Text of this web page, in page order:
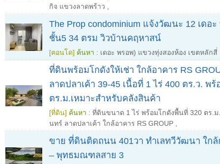
กิจ แขวงลาดพร้าว
The Prop condominium แจ้งวัฒนะ 12 เดอ
ชั้น5 34 ตรม วิวบ้านคฤหาสน์
[คอนโด] ค้นหา : เดอะ พรอพ) แขวงทุ่งสองห้อง เขตหลักสี่
ที่ดินพร้อมโกดังให้เช่า ใกล้อาคาร RS
ลาดปลาเค้า 39-45 เนื้อที่ 1 ไร่ 400 ตร.ว. พร้
ตร.ม.เหมาะสำหรับคลังสินค้า
[ที่ดิน] ค้นหา : ที่ดินขนาด 1 ไร่ พร้อมโกดังพื้นที่ 320 ตร.ม
นทร์ ลาดปลาเค้า ใกล้อาคาร RS GROUP
ขาย ที่ดินติดถนน 401วา ทำเลทวีวัฒนา ใก
– พุทธมณฑลสาย 3